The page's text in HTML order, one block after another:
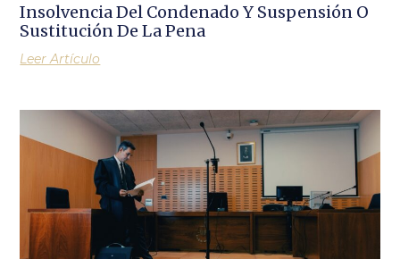
Insolvencia Del Condenado Y Suspensión O
Sustitución De La Pena
Leer Artículo